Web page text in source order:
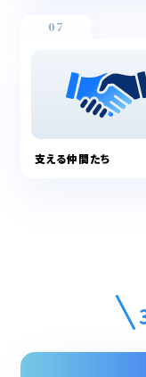
07
支える仲間たち